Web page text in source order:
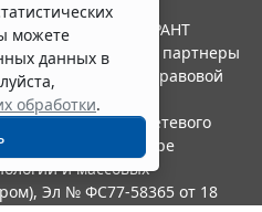
можете
данных в
обработки.
2026. Система ГАРАНТ
"Гарант" и ее партнеры
ассоциации правовой
в качестве сетевого
по надзору в сфере
и массовых
Эл № ФС77-58365 от 18